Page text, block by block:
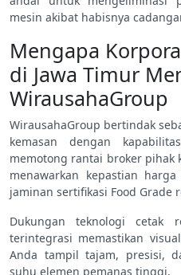
mesin akibat habisnya
Mengapa
di Jawa Timur
WirausahaGroup
WirausahaGroup bertindak
kemasan dengan
memotong rantai broker pihak
menawarkan kepastian
jaminan sertifikasi Food Grade
Dukungan teknologi cetak
terintegrasi memastikan
Anda tampil tajam, presisi,
suhu elemen pemanas tinggi.